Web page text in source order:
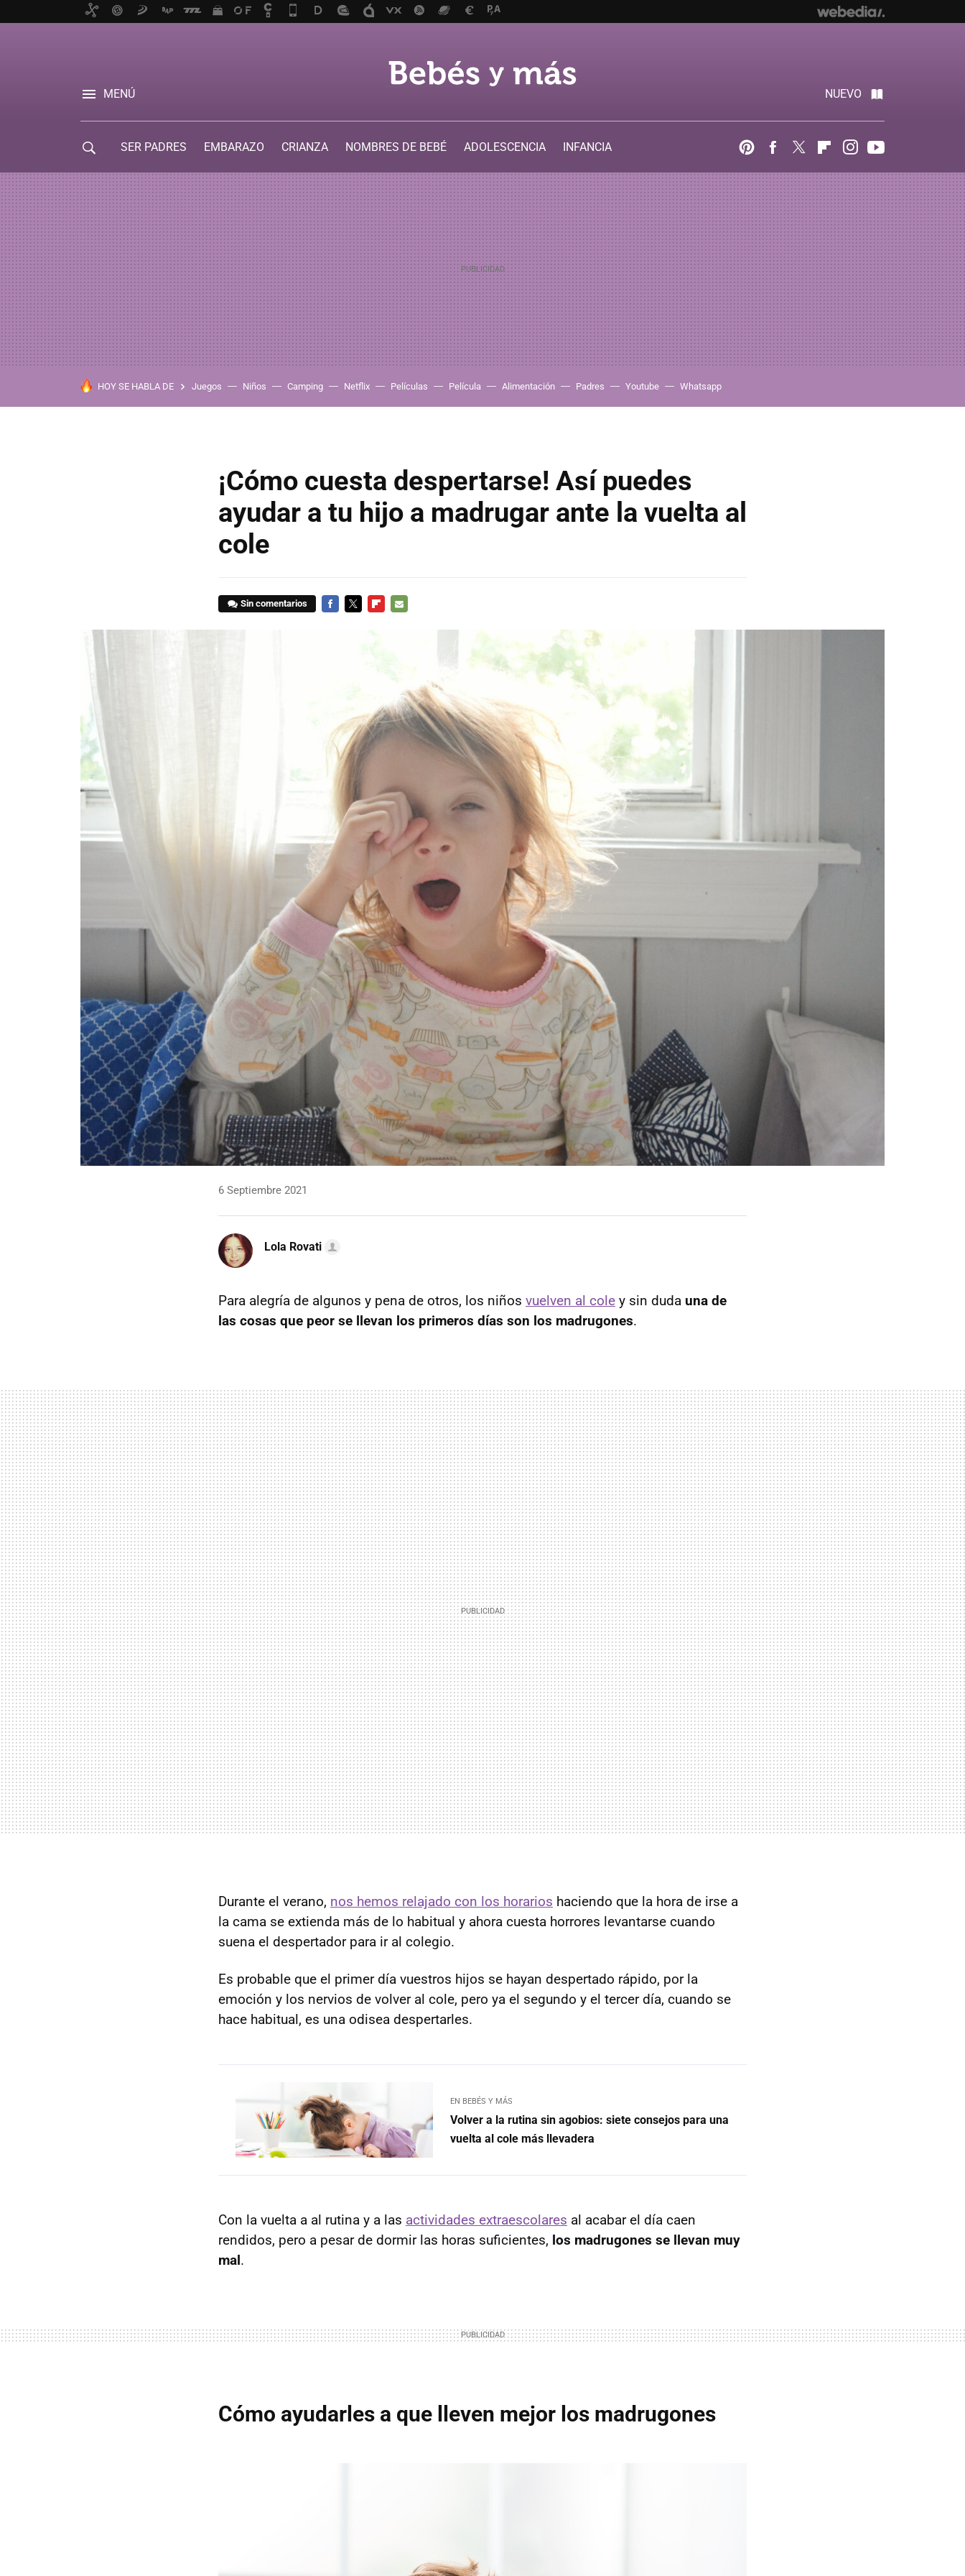
MENÚ NUEVO
SER PADRES EMBARAZO CRIANZA NOMBRES DE BEBÉ ADOLESCENCIA
INFANCIA
PinterestFacebook
Twitter FlipboardInstagram
HOY SE HABLA DE Juegos Niños Camping Netflix Películas Película Alimentación Padres Youtube Whatsapp
¡Cómo cuesta despertarse! Así puedes
ayudar a tu hijo a madrugar ante la vuelta al
cole
Sin comentarios
6 Septiembre 2021
Lola Rovati
Para alegría de algunos y pena de otros, los niños vuelven al cole y sin duda una de
las cosas que peor se llevan los primeros días son los madrugones.
Durante el verano, nos hemos relajado con los horarios haciendo que la hora de irse a
la cama se extienda más de lo habitual y ahora cuesta horrores levantarse cuando
suena el despertador para ir al colegio.
Es probable que el primer día vuestros hijos se hayan despertado rápido, por la
emoción y los nervios de volver al cole, pero ya el segundo y el tercer día, cuando se
hace habitual, es una odisea despertarles.
EN BEBÉS Y MÁS
Volver a la rutina sin agobios: siete consejos para una
vuelta al cole más llevadera
Con la vuelta a al rutina y a las actividades extraescolares al acabar el día caen
rendidos, pero a pesar de dormir las horas suficientes, los madrugones se llevan muy
mal.
Cómo ayudarles a que lleven mejor los madrugones